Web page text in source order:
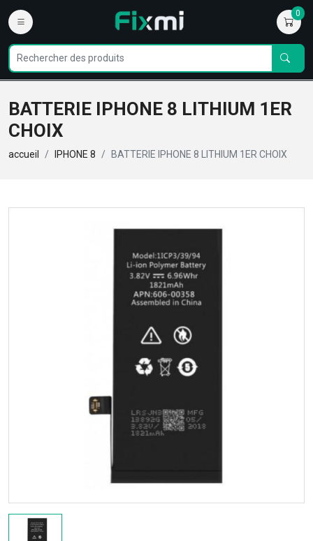
0
BATTERIE IPHONE 8 LITHIUM 1ER
CHOIX
accueil IPHONE 8 BATTERIE IPHONE 8 LITHIUM 1ER CHOIX